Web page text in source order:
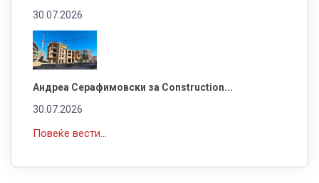
30.07.2026
Андреа Серафимовски за Construction...
30.07.2026
Повеќе вести...